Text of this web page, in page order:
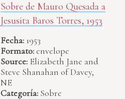
Sobre de Mauro Quesada a
Jesusita Baros Torres, 1953
Fecha: 1953
Formato:envelope
Source: Elizabeth Jane and
Steve Shanahan of Davey,
NE
Categoría: Sobre